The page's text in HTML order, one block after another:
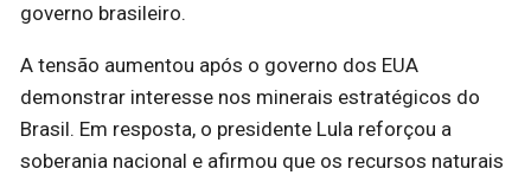
governo brasileiro.
A tensão aumentou após o governo dos EUA
demonstrar interesse nos minerais estratégicos do
Brasil. Em resposta, o presidente Lula reforçou a
soberania nacional e afirmou que os recursos naturais